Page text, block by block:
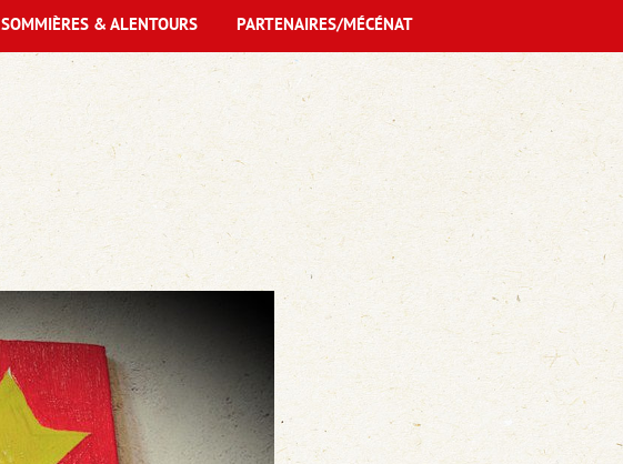
SOMMIÈRES & ALENTOURS PARTENAIRES/MÉCÉNAT